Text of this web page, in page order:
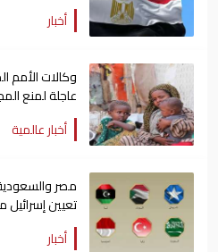
أخبار
وكالات الأمم
عاجلة لمنع
أخبار عالمية
تعيين
الصومال"
أخبار